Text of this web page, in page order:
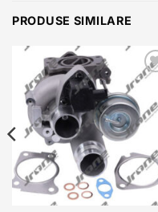
PRODUSE SIMILARE
Add to